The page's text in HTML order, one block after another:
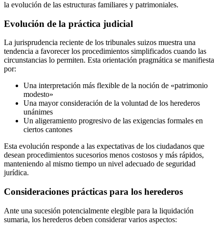
la evolución de las estructuras familiares y patrimoniales.
Evolución de la práctica judicial
La jurisprudencia reciente de los tribunales suizos muestra una
tendencia a favorecer los procedimientos simplificados cuando las
circunstancias lo permiten. Esta orientación pragmática se manifiesta
por:
Una interpretación más flexible de la noción de «patrimonio
modesto»
Una mayor consideración de la voluntad de los herederos
unánimes
Un aligeramiento progresivo de las exigencias formales en
ciertos cantones
Esta evolución responde a las expectativas de los ciudadanos que
desean procedimientos sucesorios menos costosos y más rápidos,
manteniendo al mismo tiempo un nivel adecuado de seguridad
jurídica.
Consideraciones prácticas para los herederos
Ante una sucesión potencialmente elegible para la liquidación
sumaria, los herederos deben considerar varios aspectos: